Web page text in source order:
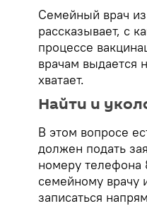
Семейный врач
рассказывает, с
процессе
врачам выдается
хватает.
Найти и
В этом вопросе
должен подать
номеру телефона
семейному врачу
записаться